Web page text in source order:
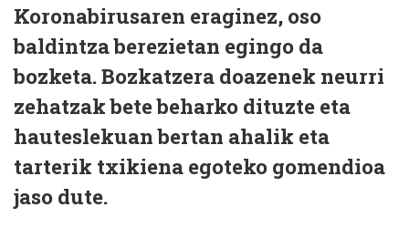
Koronabirusaren eraginez, oso
baldintza berezietan egingo da
bozketa. Bozkatzera doazenek neurri
zehatzak bete beharko dituzte eta
hauteslekuan bertan ahalik eta
tarterik txikiena egoteko gomendioa
jaso dute.